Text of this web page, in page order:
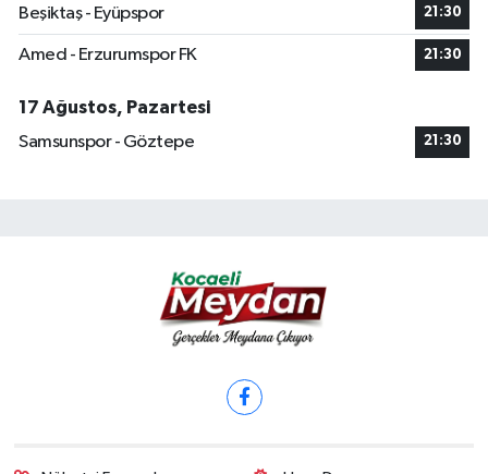
Beşiktaş - Eyüpspor 21:30
Amed - Erzurumspor FK 21:30
17 Ağustos, Pazartesi
Samsunspor - Göztepe
21:30